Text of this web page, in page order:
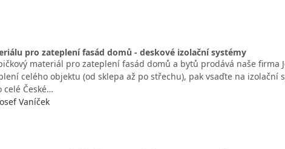
pro zateplení fasád domů - deskové izolační systémy
materiál pro zateplení fasád domů a bytů prodává naše firma
celého objektu (od sklepa až po střechu), pak vsaďte na izolační
celé České…
Vaníček